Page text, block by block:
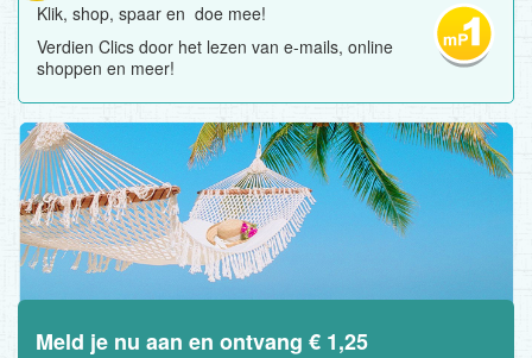
Klik, shop, spaar en doe mee!
Verdien Clics door het lezen van e-mails, online
shoppen en meer!
Meld je nu aan en ontvang € 1,25